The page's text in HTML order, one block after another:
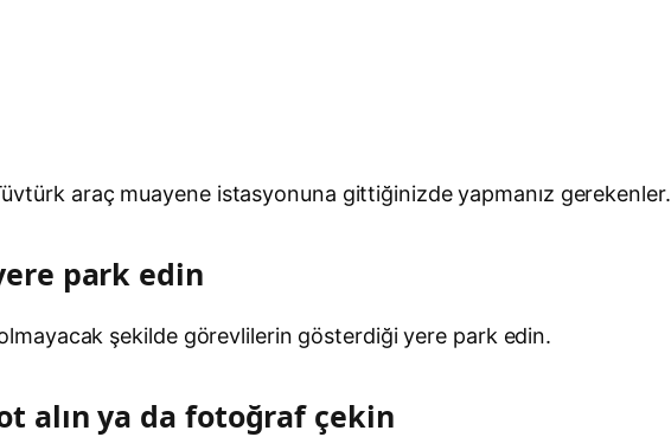
araç muayene istasyonuna gittiğinizde yapmanız gerekenler.
park edin
olmayacak şekilde görevlilerin gösterdiği yere park edin.
alın ya da fotoğraf çekin